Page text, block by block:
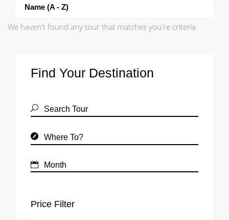
Name (a - Z)
We haven't found any tour that matches you're criteria
Find Your Destination
Price Filter